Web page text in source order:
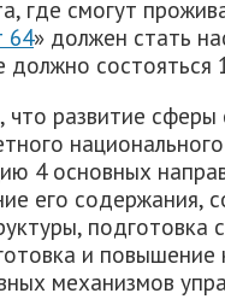
где смогут
64» должен стать
должно состояться
развитие
4 основных
его содержания,
подготовка
и повышение
механизмов